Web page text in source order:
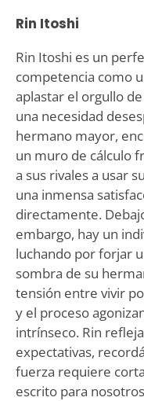
Rin Itoshi
Rin Itoshi es un
competencia como
aplastar el orgullo
una necesidad
hermano mayor,
un muro de cálculo
a sus rivales a usar
una inmensa
directamente.
embargo, hay un
luchando por forjar
sombra de su
tensión entre vivir
y el proceso
intrínseco. Rin
expectativas,
fuerza requiere
escrito para